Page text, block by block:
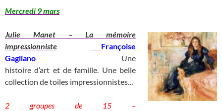
Mercredi 9 mars
Julie Manet – La mémoire
impressionniste
Françoise
Gagliano
Une
histoire d’art et de famille. Une belle
collection de toiles impressionnistes…
2 groupes de 15 –